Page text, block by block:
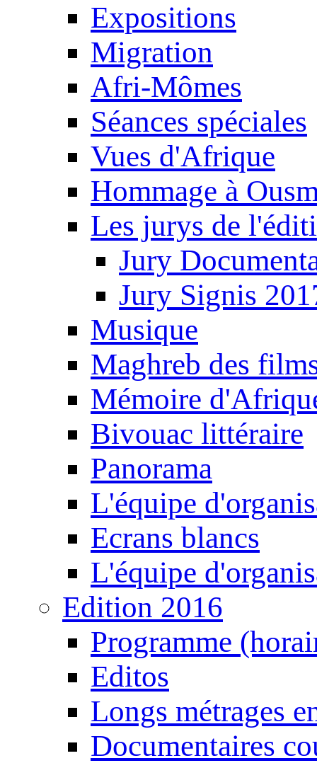
Expositions
Migration
Afri-Mômes
Séances spéciales
Vues d'Afrique
Hommage à
Les jurys de
Jury
Jury Signis
Musique
Maghreb des
Mémoire
Bivouac littéraire
Panorama
L'équipe
Ecrans blancs
L'équipe
Edition 2016
Programme
Editos
Longs métrages
Documentaires